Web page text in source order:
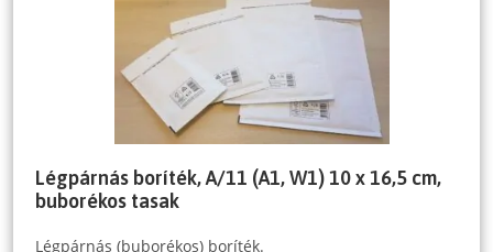
Légpárnás boríték, A/11 (A1, W1) 10 x 16,5 cm,
buborékos tasak
Légpárnás (buborékos) boríték.